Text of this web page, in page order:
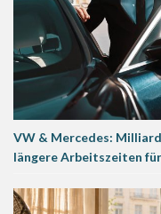
VW & Mercedes:
längere Arbeitszeiten